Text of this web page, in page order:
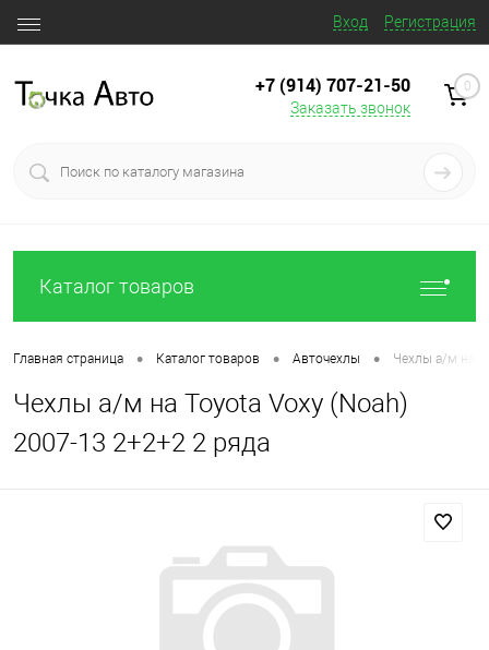
Вход Регистрация
+7 (914) 707‒21‒50
Заказать звонок
0
Каталог товаров
Главная страница • Каталог товаров • Авточехлы • Чехлы а/м на
Чехлы а/м на Toyota Voxy (Noah)
2007-13 2+2+2 2 ряда